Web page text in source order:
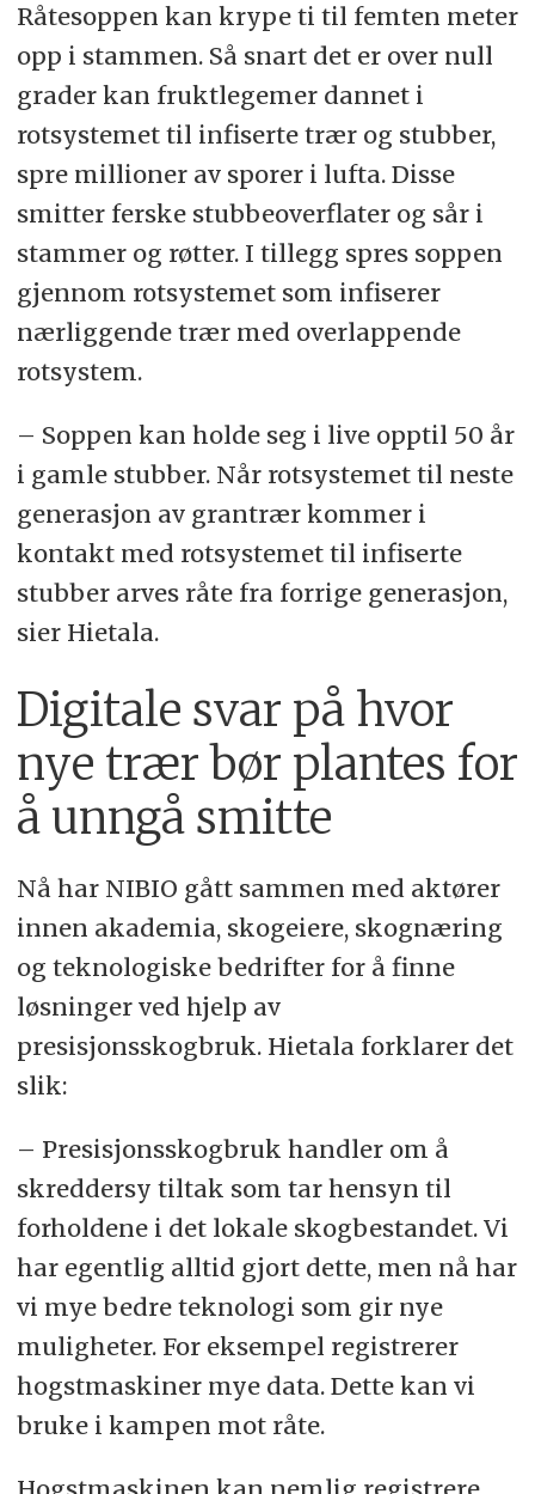
Råtesoppen kan krype ti til femten meter
opp i stammen. Så snart det er over null
grader kan fruktlegemer dannet i
rotsystemet til infiserte trær og stubber,
spre millioner av sporer i lufta. Disse
smitter ferske stubbeoverflater og sår i
stammer og røtter. I tillegg spres soppen
gjennom rotsystemet som infiserer
nærliggende trær med overlappende
rotsystem.
– Soppen kan holde seg i live opptil 50 år
i gamle stubber. Når rotsystemet til neste
generasjon av grantrær kommer i
kontakt med rotsystemet til infiserte
stubber arves råte fra forrige generasjon,
sier Hietala.
Digitale svar på hvor
nye trær bør plantes for
å unngå smitte
Nå har NIBIO gått sammen med aktører
innen akademia, skogeiere, skognæring
og teknologiske bedrifter for å finne
løsninger ved hjelp av
presisjonsskogbruk. Hietala forklarer det
slik:
– Presisjonsskogbruk handler om å
skreddersy tiltak som tar hensyn til
forholdene i det lokale skogbestandet. Vi
har egentlig alltid gjort dette, men nå har
vi mye bedre teknologi som gir nye
muligheter. For eksempel registrerer
hogstmaskiner mye data. Dette kan vi
bruke i kampen mot råte.